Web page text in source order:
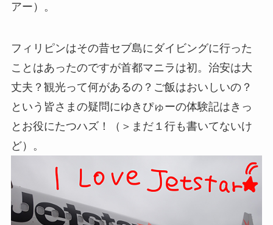
アー）。
フィリピンはその昔セブ島にダイビングに行った
ことはあったのですが首都マニラは初。治安は大
丈夫？観光って何があるの？ご飯はおいしいの？
という皆さまの疑問にゆきぴゅーの体験記はきっ
とお役にたつハズ！（＞まだ１行も書いてないけ
ど）。